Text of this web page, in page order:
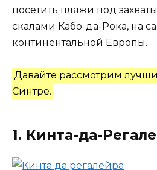
посетить пляжи под
скалами Кабо-да-Рока, на
континентальной Европы.
Давайте рассмотрим
Синтре.
1. Кинта-да-